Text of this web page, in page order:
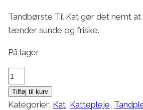
Tandbørste Til Kat gør det nemt at
tænder sunde og friske.
På lager
Tandbørste
Til
Kat
Tilføj til kurv
Kategorier: Kat Kattepleje